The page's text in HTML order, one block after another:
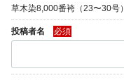
草木染8,000番袴（23〜30号）
投稿者名 必須